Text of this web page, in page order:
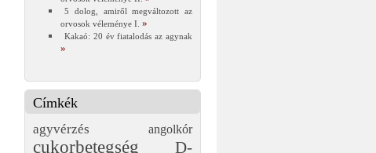
5 dolog, amiről megváltozott az
orvosok véleménye I.
Kakaó: 20 év fiatalodás az agynak
Címkék
agyvérzés angolkór
cukorbetegség
D-